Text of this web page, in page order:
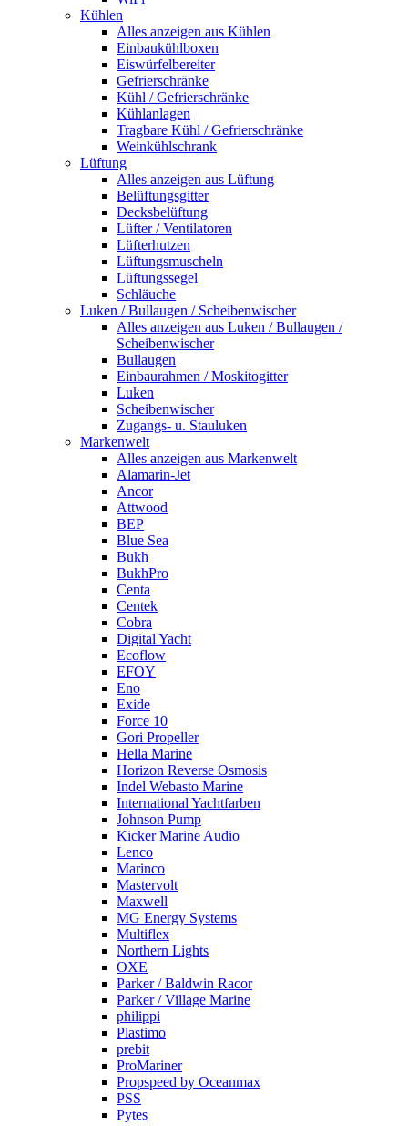
Kühlen
Alles anzeigen aus Kühlen
Einbaukühlboxen
Eiswürfelbereiter
Gefrierschränke
Kühl / Gefrierschränke
Kühlanlagen
Tragbare Kühl / Gefrierschränke
Weinkühlschrank
Lüftung
Alles anzeigen aus Lüftung
Belüftungsgitter
Decksbelüftung
Lüfter / Ventilatoren
Lüfterhutzen
Lüftungsmuscheln
Lüftungssegel
Schläuche
Luken / Bullaugen / Scheibenwischer
Alles anzeigen aus Luken / Bullaugen /
Scheibenwischer
Bullaugen
Einbaurahmen / Moskitogitter
Luken
Scheibenwischer
Zugangs- u. Stauluken
Markenwelt
Alles anzeigen aus Markenwelt
Alamarin-Jet
Ancor
Attwood
BEP
Blue Sea
Bukh
BukhPro
Centa
Centek
Cobra
Digital Yacht
Ecoflow
EFOY
Eno
Exide
Force 10
Gori Propeller
Hella Marine
Horizon Reverse Osmosis
Indel Webasto Marine
International Yachtfarben
Johnson Pump
Kicker Marine Audio
Lenco
Marinco
Mastervolt
Maxwell
MG Energy Systems
Multiflex
Northern Lights
OXE
Parker / Baldwin Racor
Parker / Village Marine
philippi
Plastimo
prebit
ProMariner
Propspeed by Oceanmax
PSS
Pytes